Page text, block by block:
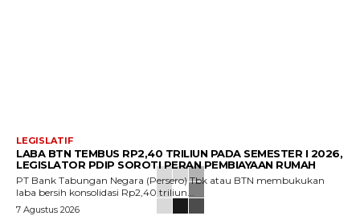
LEGISLATIF
LABA BTN TEMBUS RP2,40 TRILIUN PADA SEMESTER I 2026,
LEGISLATOR PDIP SOROTI PERAN PEMBIAYAAN RUMAH
PT Bank Tabungan Negara (Persero) Tbk atau BTN membukukan
laba bersih konsolidasi Rp2,40 triliun...
7 Agustus 2026